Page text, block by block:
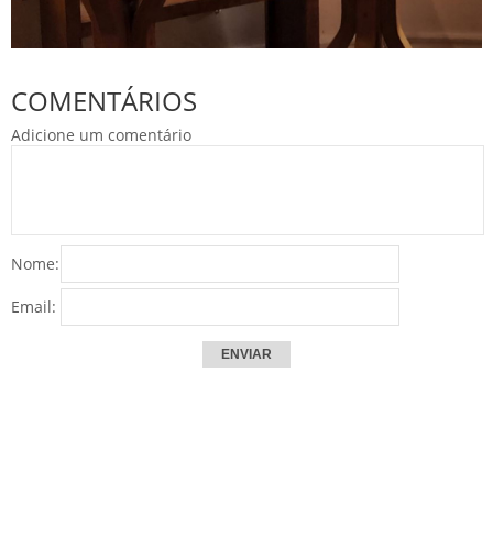
COMENTÁRIOS
Adicione um comentário
Nome:
Email: